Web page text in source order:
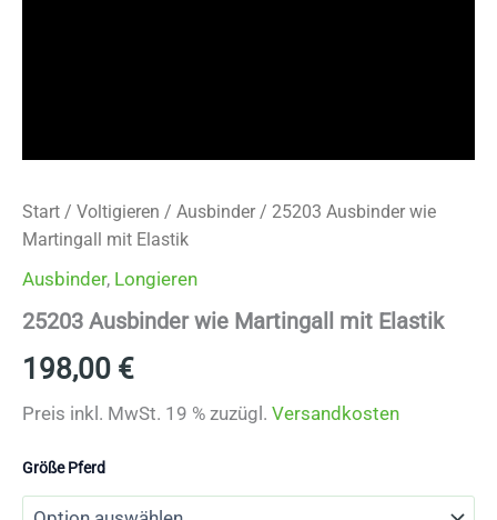
Start / Voltigieren / Ausbinder / 25203 Ausbinder wie
Martingall mit Elastik
Ausbinder, Longieren
25203 Ausbinder wie Martingall mit Elastik
198,00 €
Preis inkl. MwSt. 19 % zuzügl. Versandkosten
Größe Pferd